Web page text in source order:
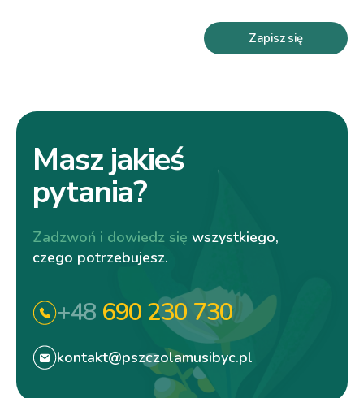
Zapisz się
Masz jakieś
pytania?
Zadzwoń i dowiedz się wszystkiego,
czego potrzebujesz.
+48 690 230 730
kontakt@pszczolamusibyc.pl